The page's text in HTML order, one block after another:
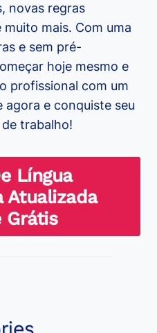
novas regras
mais. Com uma
e sem pré-
hoje mesmo e
profissional com um
e conquiste seu
trabalho!
Língua
Atualizada
Grátis